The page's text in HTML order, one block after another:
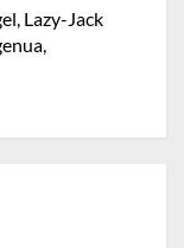
Lazy-Jack